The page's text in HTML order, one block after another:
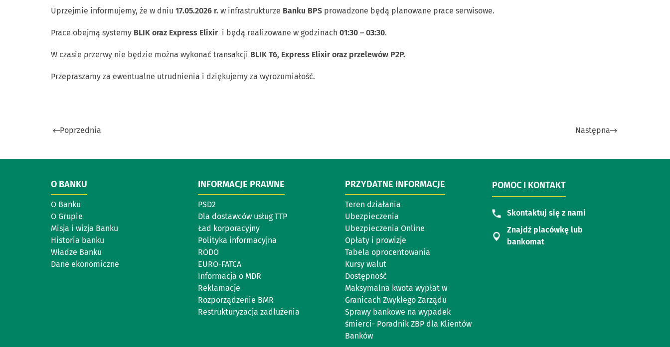
Uprzejmie informujemy, że w dniu 17.05.2026 r. w infrastrukturze Banku BPS prowadzone będą planowane prace serwisowe.
Prace obejmą systemy BLIK oraz Express Elixir i będą realizowane w godzinach 01:30 – 03:30.
W czasie przerwy nie będzie można wykonać transakcji BLIK T6, Express Elixir oraz przelewów P2P.
Przepraszamy za ewentualne utrudnienia i dziękujemy za wyrozumiałość.
Poprzednia Następna
O BANKU
O Banku
O Grupie
Misja i wizja Banku
Historia banku
Władze Banku
Dane ekonomiczne
INFORMACJE PRAWNE
PSD2
Dla dostawców usług TTP
Ład korporacyjny
Polityka informacyjna
RODO
EURO-FATCA
Informacja o MDR
Reklamacje
Rozporządzenie BMR
Restrukturyzacja zadłużenia
PRZYDATNE INFORMACJE
Teren działania
Ubezpieczenia
Ubezpieczenia Online
Opłaty i prowizje
Tabela oprocentowania
Kursy walut
Dostępność
Maksymalna kwota wypłat w
Granicach Zwykłego Zarządu
Sprawy bankowe na wypadek
śmierci- Poradnik ZBP dla Klientów
Banków
POMOC I KONTAKT
Skontaktuj się z nami
Znajdź placówkę lub
bankomat